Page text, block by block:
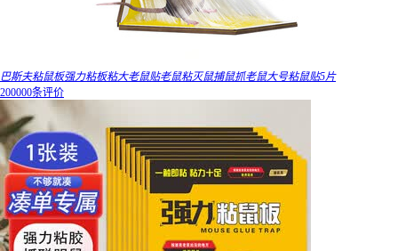
巴斯夫粘鼠板强力粘板粘大老鼠贴老鼠粘灭鼠捕鼠抓老鼠大号粘鼠贴5片
200000条评价